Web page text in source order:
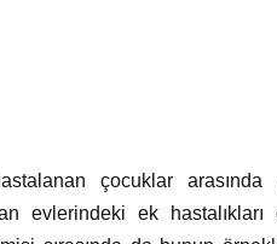
çocuklar arasında
evlerindeki ek hastalıkları